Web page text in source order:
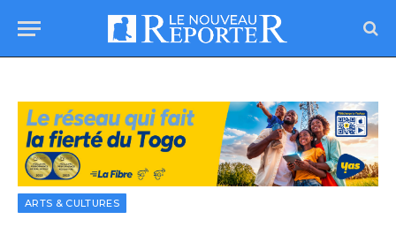
ARTS & CULTURES